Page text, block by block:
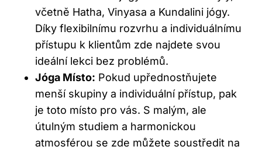
včetně Hatha, Vinyasa a Kundalini jógy.
Díky flexibilnímu rozvrhu a individuálnímu
přístupu k klientům zde najdete svou
ideální lekci bez problémů.
Jóga Místo: Pokud upřednostňujete
menší skupiny a individuální přístup, pak
je toto místo pro vás. S malým, ale
útulným studiem a harmonickou
atmosférou se zde můžete soustředit na